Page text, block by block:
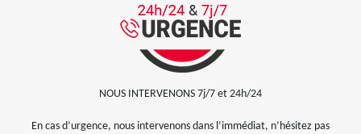
NOUS INTERVENONS 7j/7 et 24h/24
En cas d’urgence, nous intervenons dans l’immédiat, n’hésitez pas